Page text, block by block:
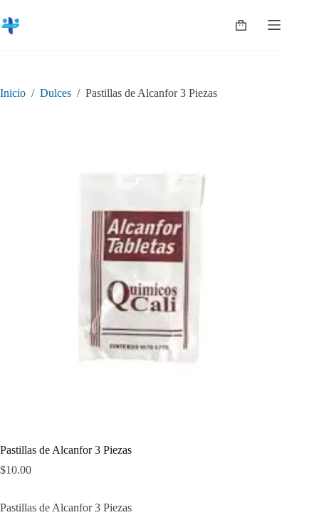
al
contenido
Shopping
Inicio / Dulces / Pastillas de Alcanfor 3 Piezas
Pastillas de Alcanfor 3 Piezas
$10.00
Pastillas de Alcanfor 3 Piezas